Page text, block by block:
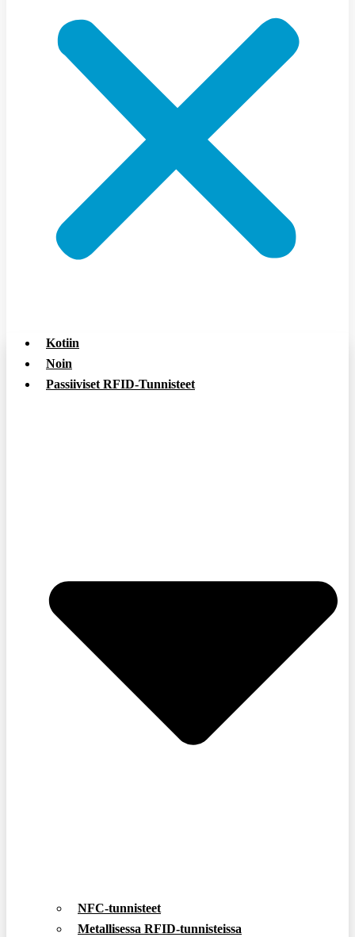
Kotiin
Noin
Passiiviset RFID-Tunnisteet
NFC-tunnisteet
Metallisessa RFID-tunnisteissa